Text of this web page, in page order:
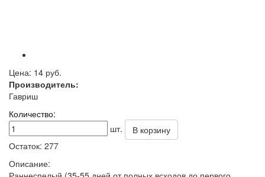
Цена: 14 руб.
Производитель:
Гавриш
Количество:
шт.
В корзину
Остаток: 277
Описание: